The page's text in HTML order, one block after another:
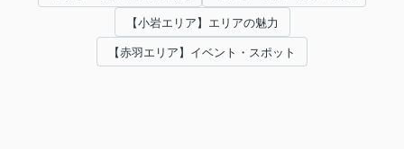
【小岩エリア】エリアの魅力
【赤羽エリア】イベント・スポット